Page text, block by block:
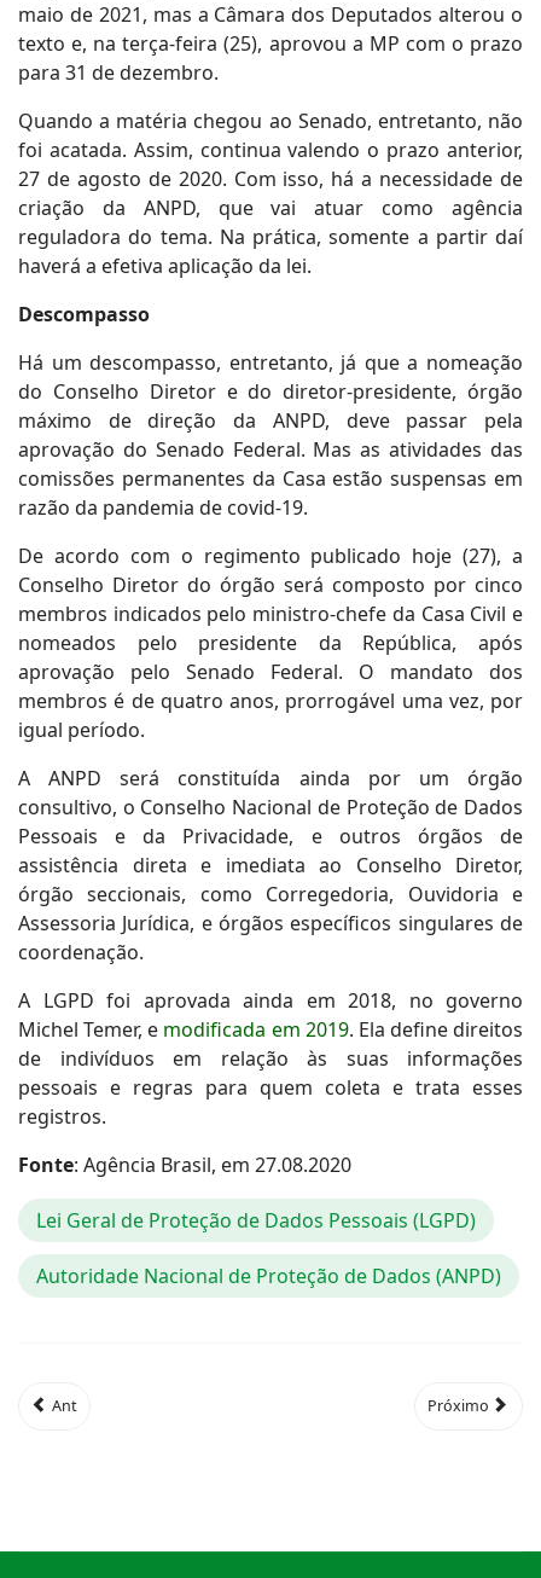
maio de 2021, mas a Câmara dos Deputados alterou o
texto e, na terça-feira (25), aprovou a MP com o prazo
para 31 de dezembro.
Quando a matéria chegou ao Senado, entretanto, não
foi acatada. Assim, continua valendo o prazo anterior,
27 de agosto de 2020. Com isso, há a necessidade de
criação da ANPD, que vai atuar como agência
reguladora do tema. Na prática, somente a partir daí
haverá a efetiva aplicação da lei.
Descompasso
Há um descompasso, entretanto, já que a nomeação
do Conselho Diretor e do diretor-presidente, órgão
máximo de direção da ANPD, deve passar pela
aprovação do Senado Federal. Mas as atividades das
comissões permanentes da Casa estão suspensas em
razão da pandemia de covid-19.
De acordo com o regimento publicado hoje (27), a
Conselho Diretor do órgão será composto por cinco
membros indicados pelo ministro-chefe da Casa Civil e
nomeados pelo presidente da República, após
aprovação pelo Senado Federal. O mandato dos
membros é de quatro anos, prorrogável uma vez, por
igual período.
A ANPD será constituída ainda por um órgão
consultivo, o Conselho Nacional de Proteção de Dados
Pessoais e da Privacidade, e outros órgãos de
assistência direta e imediata ao Conselho Diretor,
órgão seccionais, como Corregedoria, Ouvidoria e
Assessoria Jurídica, e órgãos específicos singulares de
coordenação.
A LGPD foi aprovada ainda em 2018, no governo
Michel Temer, e modificada em 2019. Ela define direitos
de indivíduos em relação às suas informações
pessoais e regras para quem coleta e trata esses
registros.
Fonte: Agência Brasil, em 27.08.2020
Lei Geral de Proteção de Dados Pessoais (LGPD)
Autoridade Nacional de Proteção de Dados (ANPD)
Ant Próximo